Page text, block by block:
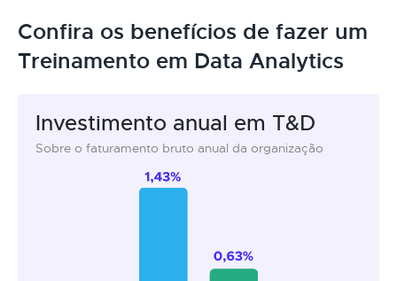
Confira os benefícios de fazer um
Treinamento em Data Analytics
Investimento anual em T&D
Sobre o faturamento bruto anual da organização